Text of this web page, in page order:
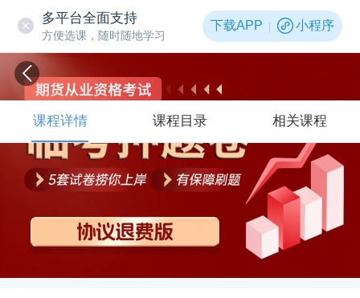
多平台全面支持
方便选课，随时随地学习
下载APP 小程序
课程详情 课程目录 相关课程